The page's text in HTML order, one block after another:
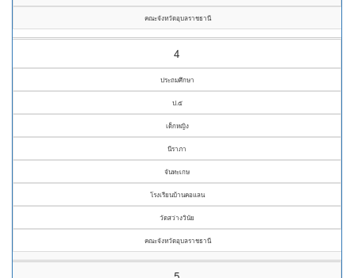
คณะจังหวัดอุบลราชธานี
4
ประถมศึกษา
ป.๕
เด็กหญิง
นีราภา
จันทะเกษ
โรงเรียนบ้านคอแลน
วัดสว่างวินัย
คณะจังหวัดอุบลราชธานี